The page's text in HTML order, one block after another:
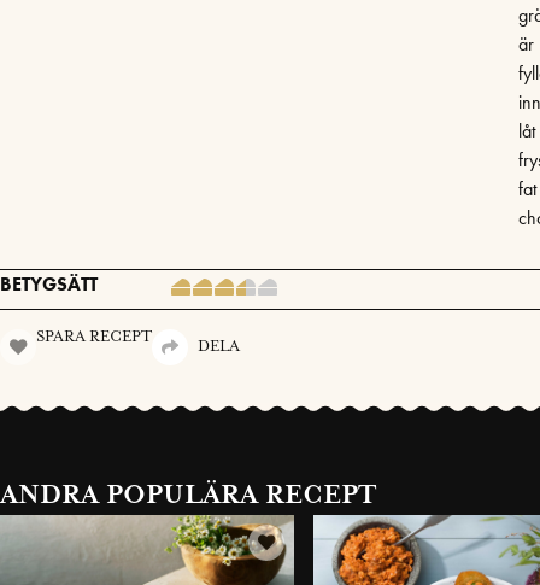
är
BETYGSÄTT
SPARA RECEPT
DELA
ANDRA POPULÄRA RECEPT